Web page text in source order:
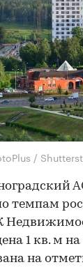
/
темпам
1 кв. м
на